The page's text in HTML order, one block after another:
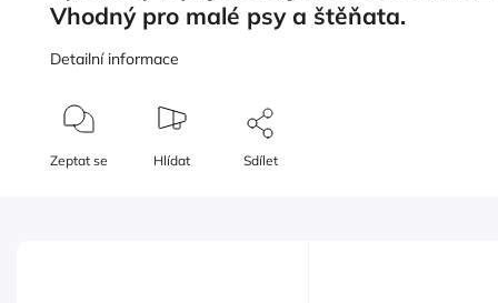
Vhodný pro malé psy a štěňata.
Detailní informace
Zeptat se Hlídat Sdílet